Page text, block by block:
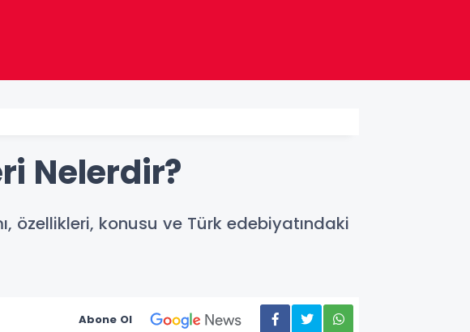
Nelerdir?
özellikleri, konusu ve Türk edebiyatındaki
Abone Ol